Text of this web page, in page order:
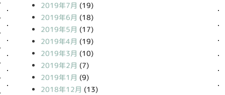
2019年7月 (19)
2019年6月 (18)
2019年5月 (17)
2019年4月 (19)
2019年3月 (10)
2019年2月 (7)
2019年1月 (9)
2018年12月 (13)